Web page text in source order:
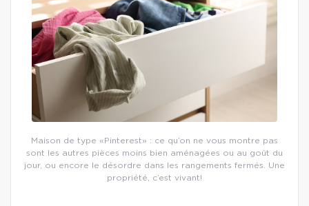
Maison de type «Pinterest» : ce qu’on ne vous montre pas
sont les autres pièces moins bien aménagées ou au goût du
jour, ou encore le désordre dans les rangements fermés. Une
propriété, c’est vivant!